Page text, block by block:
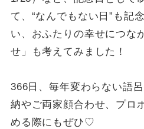
て、“なんでもない日”も記
い、おふたりの幸せにつな
せ」も考えてみました！
366日、毎年変わらない語
納やご両家顔合わせ、プロ
める際にもぜひ♡